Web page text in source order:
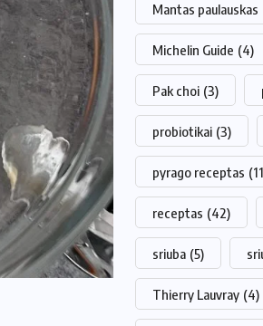
Mantas paulauskas
Michelin Guide (4)
Pak choi (3)
probiotikai (3)
pyrago receptas
receptas (42)
sriuba (5)
Thierry Lauvray (4)